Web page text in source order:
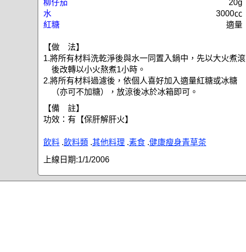
柳仔茄
20g
水
3000㏄
紅糖
適量
【做 法】
1.將所有材料洗乾淨後與水一同置入鍋中，先以大火煮滾
後改轉以小火熬煮1小時。
2.將所有材料過濾後，依個人喜好加入適量紅糖或冰糖
（亦可不加糖），放涼後冰於冰箱即可。
【備 註】
功效：有【保肝解肝火】
飲料 .飲料類 .其他料理 .素食 .健康瘦身青草茶
上線日期:1/1/2006